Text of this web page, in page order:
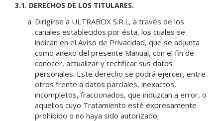
3.1. DERECHOS DE LOS TITULARES.
Dirigirse a ULTRABOX S.R.L, a través de los
canales establecidos por ésta, los cuales se
indican en el Aviso de Privacidad, que se adjunta
como anexo del presente Manual, con el fin de
conocer, actualizar y rectificar sus datos
personales. Este derecho se podrá ejercer, entre
otros frente a datos parciales, inexactos,
incompletos, fraccionados, que induzcan a error, o
aquellos cuyo Tratamiento esté expresamente
prohibido o no haya sido autorizado;